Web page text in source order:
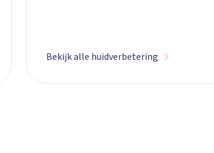
Bekijk alle huidverbetering